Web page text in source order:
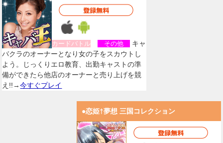
カードバトル その他
キャ
バクラのオーナーとなり女の子をスカウトし
よう。じっくりエロ教育、出勤キャストの準
備ができたら他店のオーナーと売り上げを競
え!!→今すぐプレイ
●恋姫†夢想 三国コレクション